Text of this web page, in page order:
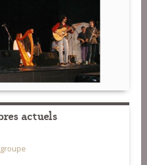
actuels